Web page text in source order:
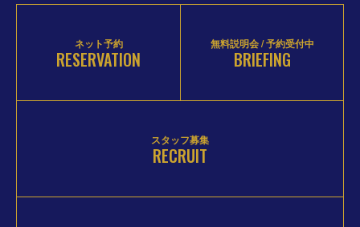
ネット予約
RESERVATION
無料説明会 / 予約受付中
BRIEFING
スタッフ募集
RECRUIT